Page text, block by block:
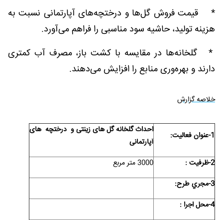
* قیمت فروش گل‌ها و درختچه‌های آپارتمانی نسبت به
هزینه تولید، حاشیه سود مناسبی را فراهم می‌آورد.
* گلخانه‌ها در مقایسه با کشت باز، مصرف آب کمتری
دارند و بهره‌وری منابع را افزایش می‌دهند.
خلاصه گزارش
1-عنوان فعاليت:
احداث گلخانه گل های زینتی و درختچه های
آپارتمانی
2-ظرفيت :
3000 متر مربع
3-مجري طرح:
4-محل اجرا :